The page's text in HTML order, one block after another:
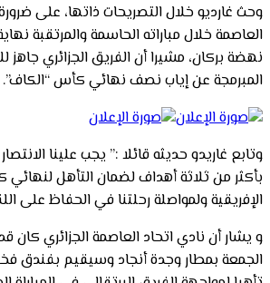
وحث غارديو خلال التصريحات ذاتها، على
العاصمة خلال مباراته الحاسمة والمرتقبة
نهضة بركان، مشيرا أن الفريق الجزائري جاهز
المبرمجة عن إياب نصف نهائي كأس “الكاف”.
وتابع غاريدو حديثه قائلا :” يجب علينا
بأكثر من ثلاثة أهداف لضمان التأهل لنهائي
الإفريقية ولمواصلة رحلتنا في الحفاظ على
و يشار أن نادي اتحاد العاصمة الجزائري
الجمعة بمطار وجدة أنجاد وسيقيم بفندق